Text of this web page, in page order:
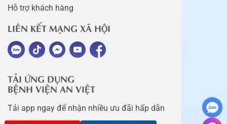
Hỗ trợ khách hàng
LIÊN KẾT MẠNG XÃ HỘI
TẢI ỨNG DỤNG
BỆNH VIỆN AN VIỆT
Tải app ngay để nhận nhiều ưu đãi hấp dẫn